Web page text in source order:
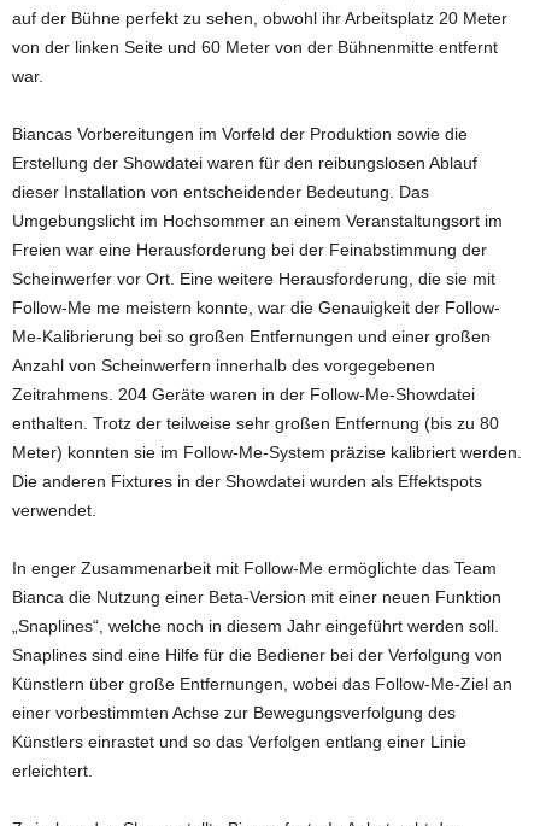
auf der Bühne perfekt zu sehen, obwohl ihr Arbeitsplatz 20 Meter
von der linken Seite und 60 Meter von der Bühnenmitte entfernt
war.
Biancas Vorbereitungen im Vorfeld der Produktion sowie die
Erstellung der Showdatei waren für den reibungslosen Ablauf
dieser Installation von entscheidender Bedeutung. Das
Umgebungslicht im Hochsommer an einem Veranstaltungsort im
Freien war eine Herausforderung bei der Feinabstimmung der
Scheinwerfer vor Ort. Eine weitere Herausforderung, die sie mit
Follow-Me me meistern konnte, war die Genauigkeit der Follow-
Me-Kalibrierung bei so großen Entfernungen und einer großen
Anzahl von Scheinwerfern innerhalb des vorgegebenen
Zeitrahmens. 204 Geräte waren in der Follow-Me-Showdatei
enthalten. Trotz der teilweise sehr großen Entfernung (bis zu 80
Meter) konnten sie im Follow-Me-System präzise kalibriert werden.
Die anderen Fixtures in der Showdatei wurden als Effektspots
verwendet.
In enger Zusammenarbeit mit Follow-Me ermöglichte das Team
Bianca die Nutzung einer Beta-Version mit einer neuen Funktion
„Snaplines“, welche noch in diesem Jahr eingeführt werden soll.
Snaplines sind eine Hilfe für die Bediener bei der Verfolgung von
Künstlern über große Entfernungen, wobei das Follow-Me-Ziel an
einer vorbestimmten Achse zur Bewegungsverfolgung des
Künstlers einrastet und so das Verfolgen entlang einer Linie
erleichtert.